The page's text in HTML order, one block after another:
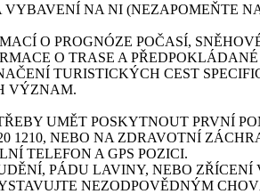
NA NI (NEZAPOMEŇTE
O PROGNÓZE POČASÍ,
O TRASE A
TURISTICKÝCH CEST
VÝZNAM.
UMĚT POSKYTNOUT PRVNÍ
1210, NEBO NA ZDRAVOTNÍ
TELEFON A GPS POZICI.
PÁDU LAVINY, NEBO ZŘÍCENÍ
NEZODPOVĚDNÝM